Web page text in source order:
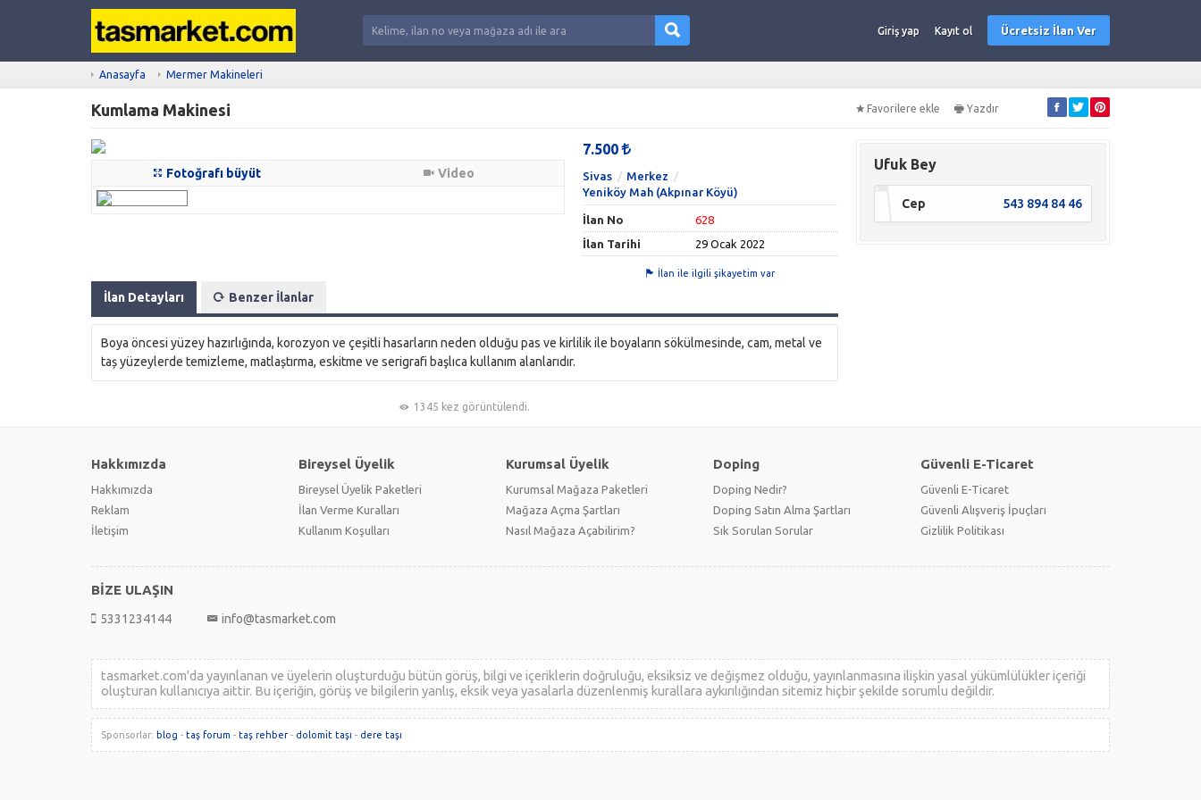
Giriş yap Kayıt ol Ücretsiz İlan Ver
Anasayfa Mermer Makineleri
Kumlama Makinesi Favorilere ekle Yazdır
Fotoğrafı büyüt Video
7.500
Sivas
Merkez
Yeniköy Mah (Akpınar Köyü)
İlan No
628
İlan Tarihi
29 Ocak 2022
İlan ile ilgili şikayetim var
İlan Detayları Benzer İlanlar
Boya öncesi yüzey hazırlığında, korozyon ve çeșitli hasarların neden olduğu pas ve kirlilik ile boyaların sökülmesinde, cam, metal ve
taș yüzeylerde temizleme, matlaștırma, eskitme ve serigrafi başlıca kullanım alanlarıdır.
1345 kez görüntülendi.
Ufuk Bey
Cep 543 894 84 46
Hakkımızda
Hakkımızda
Reklam
İletişim
Bireysel Üyelik
Bireysel Üyelik Paketleri
İlan Verme Kuralları
Kullanım Koşulları
Kurumsal Üyelik
Kurumsal Mağaza Paketleri
Mağaza Açma Şartları
Nasıl Mağaza Açabilirim?
Doping
Doping Nedir?
Doping Satın Alma Şartları
Sık Sorulan Sorular
Güvenli E-Ticaret
Güvenli E-Ticaret
Güvenli Alışveriş İpuçları
Gizlilik Politikası
BİZE ULAŞIN
5331234144 info@tasmarket.com
tasmarket.com'da yayınlanan ve üyelerin oluşturduğu bütün görüş, bilgi ve içeriklerin doğruluğu, eksiksiz ve değişmez olduğu, yayınlanmasına ilişkin yasal yükümlülükler içeriği
oluşturan kullanıcıya aittir. Bu içeriğin, görüş ve bilgilerin yanlış, eksik veya yasalarla düzenlenmiş kurallara aykırılığından sitemiz hiçbir şekilde sorumlu değildir.
Sponsorlar: blog - taş forum - taş rehber - dolomit taşı - dere taşı